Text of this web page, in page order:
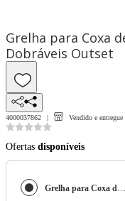
Grelha para Coxa
Dobráveis Outset
4000037862 Vendido e entregue
Ofertas disponíveis
Grelha para Coxa de Frango Jalapeño Pernas Dobráveis Outset